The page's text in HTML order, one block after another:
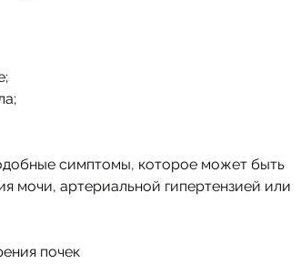
симптомы, которое может быть
мочи, артериальной гипертензией или
почек